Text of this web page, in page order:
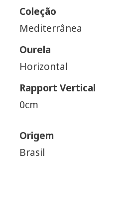
Coleção
Mediterrânea
Ourela
Horizontal
Rapport Vertical
0cm
Origem
Brasil